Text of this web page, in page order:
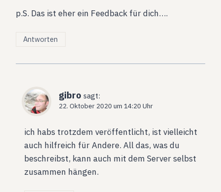
p.S. Das ist eher ein Feedback für dich….
Antworten
gibro sagt:
22. Oktober 2020 um 14:20 Uhr
ich habs trotzdem veröffentlicht, ist vielleicht
auch hilfreich für Andere. All das, was du
beschreibst, kann auch mit dem Server selbst
zusammen hängen.